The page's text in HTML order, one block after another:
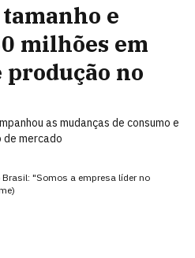
e
milhões em
no
as mudanças de consumo e
mercado
"Somos a empresa líder no